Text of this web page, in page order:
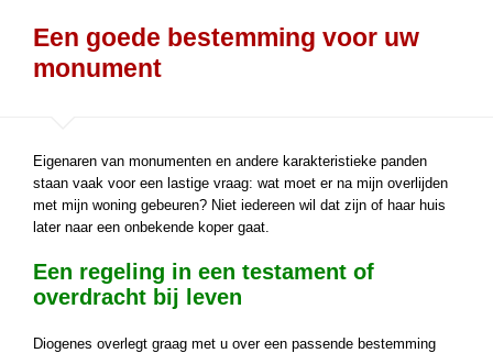
Een goede bestemming voor uw
monument
Eigenaren van monumenten en andere karakteristieke panden
staan vaak voor een lastige vraag: wat moet er na mijn overlijden
met mijn woning gebeuren? Niet iedereen wil dat zijn of haar huis
later naar een onbekende koper gaat.
Een regeling in een testament of
overdracht bij leven
Diogenes overlegt graag met u over een passende bestemming